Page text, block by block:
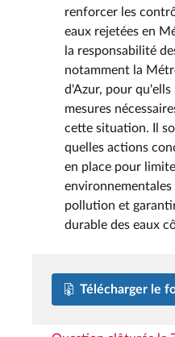
renforcer les
eaux rejetées en
la responsabilité
notamment la
d'Azur, pour
mesures
cette situation. Il
quelles actions
en place pour
pollution et
durable des eaux
Télécharger le